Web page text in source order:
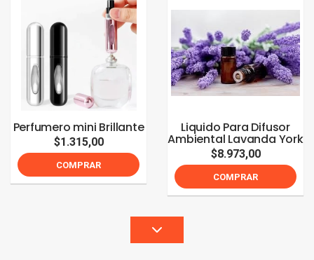
Perfumero mini Brillante
$1.315,00
COMPRAR
Liquido Para Difusor
Ambiental Lavanda York
$8.973,00
COMPRAR